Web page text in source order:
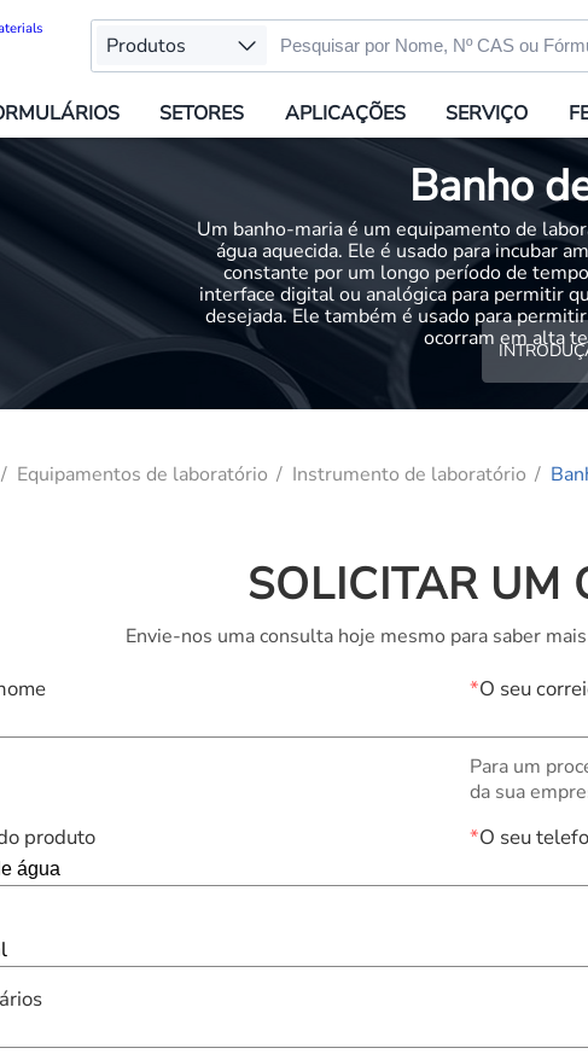
Produtos
SETORES APLICAÇÕES SERVIÇO
Banho
Um banho-maria é um equipamento de
água aquecida. Ele é usado para incubar
constante por um longo período de
interface digital ou analógica para permitir
desejada. Ele também é usado para
ocorram em alta
Equipamentos de laboratório Instrumento de laboratório
SOLICITAR UM
Envie-nos uma consulta hoje mesmo para saber
*O seu
Para um
da sua
produto *O seu